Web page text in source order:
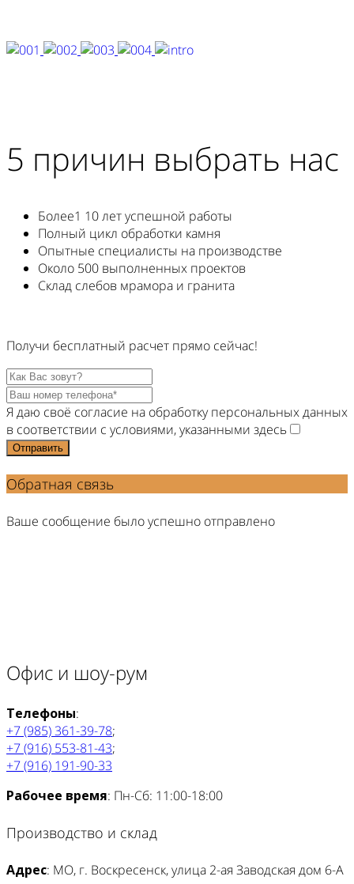
5 причин выбрать нас
Более1 10 лет успешной работы
Полный цикл обработки камня
Опытные специалисты на производстве
Около 500 выполненных проектов
Склад слебов мрамора и гранита
Получи бесплатный расчет прямо сейчас!
Я даю своё согласие на обработку персональных данных
в соответствии с условиями, указанными здесь
Отправить
Обратная связь
Ваше сообщение было успешно отправлено
Офис и шоу-рум
Телефоны:
+7 (985) 361-39-78;
+7 (916) 553-81-43;
+7 (916) 191-90-33
Рабочее время: Пн-Сб: 11:00-18:00
Производство и склад
Адрес: МО, г. Воскресенск, улица 2-ая Заводская дом 6-А